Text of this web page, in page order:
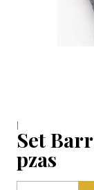
|
Set
pzas